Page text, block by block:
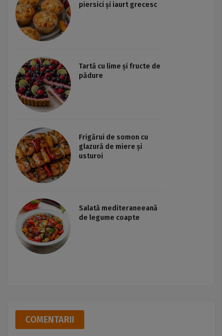
piersici și iaurt grecesc
Tartă cu lime și fructe de
pădure
Frigărui de somon cu
glazură de miere și
usturoi
Salată mediteraneeană
de legume coapte
COMENTARII